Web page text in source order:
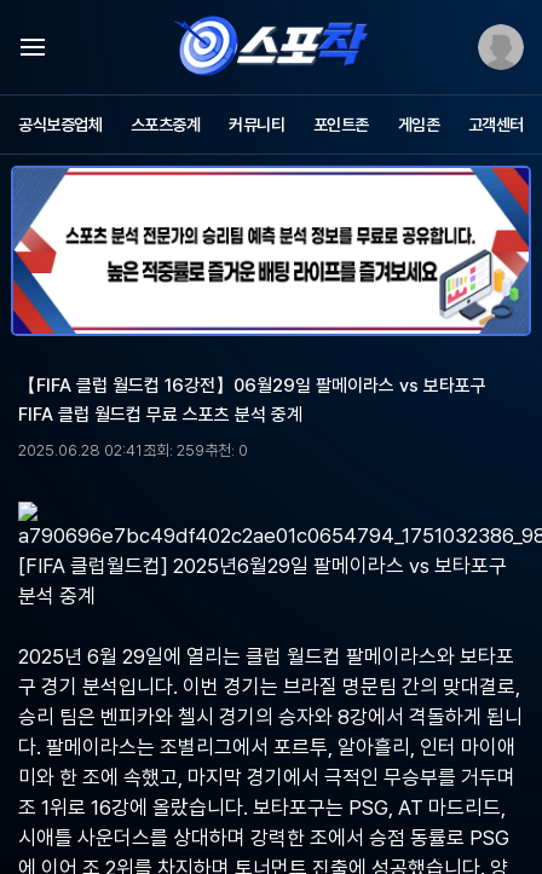
스
포
츠
중
포
착
-
료
츠
중
계,
해
구
중
계,
간
해
외
스
포
츠
중
계
사
이
공식보증업체 스포츠중계 커뮤니티 포인트존 게임존 고객센터
【FIFA 클럽 월드컵 16강전】06월29일 팔메이라스 vs 보타포구
FIFA 클럽 월드컵 무료 스포츠 분석 중계
2025.06.28 02:41조회: 259추천: 0
[FIFA 클럽월드컵] 2025년6월29일 팔메이라스 vs 보타포구
분석 중계
2025년 6월 29일에 열리는 클럽 월드컵 팔메이라스와 보타포
구 경기 분석입니다. 이번 경기는 브라질 명문팀 간의 맞대결로,
승리 팀은 벤피카와 첼시 경기의 승자와 8강에서 격돌하게 됩니
다. 팔메이라스는 조별리그에서 포르투, 알아흘리, 인터 마이애
미와 한 조에 속했고, 마지막 경기에서 극적인 무승부를 거두며
조 1위로 16강에 올랐습니다. 보타포구는 PSG, AT 마드리드,
시애틀 사운더스를 상대하며 강력한 조에서 승점 동률로 PSG
에 이어 조 2위를 차지하며 토너먼트 진출에 성공했습니다. 양